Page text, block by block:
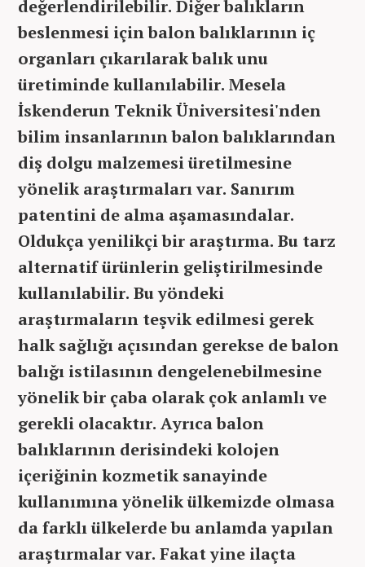
değerlendirilebilir. Diğer balıkların
beslenmesi için balon balıklarının iç
organları çıkarılarak balık unu
üretiminde kullanılabilir. Mesela
İskenderun Teknik Üniversitesi'nden
bilim insanlarının balon balıklarından
diş dolgu malzemesi üretilmesine
yönelik araştırmaları var. Sanırım
patentini de alma aşamasındalar.
Oldukça yenilikçi bir araştırma. Bu tarz
alternatif ürünlerin geliştirilmesinde
kullanılabilir. Bu yöndeki
araştırmaların teşvik edilmesi gerek
halk sağlığı açısından gerekse de balon
balığı istilasının dengelenebilmesine
yönelik bir çaba olarak çok anlamlı ve
gerekli olacaktır. Ayrıca balon
balıklarının derisindeki kolojen
içeriğinin kozmetik sanayinde
kullanımına yönelik ülkemizde olmasa
da farklı ülkelerde bu anlamda yapılan
araştırmalar var. Fakat yine ilaçta